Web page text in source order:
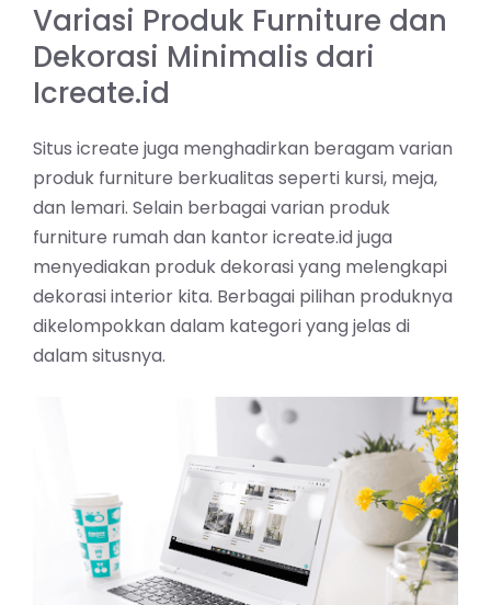
Variasi Produk Furniture dan
Dekorasi Minimalis dari
Icreate.id
Situs icreate juga menghadirkan beragam varian
produk furniture berkualitas seperti kursi, meja,
dan lemari. Selain berbagai varian produk
furniture rumah dan kantor icreate.id juga
menyediakan produk dekorasi yang melengkapi
dekorasi interior kita. Berbagai pilihan produknya
dikelompokkan dalam kategori yang jelas di
dalam situsnya.